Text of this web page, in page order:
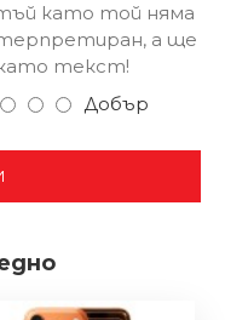
като той няма
а ще
текст!
Добър